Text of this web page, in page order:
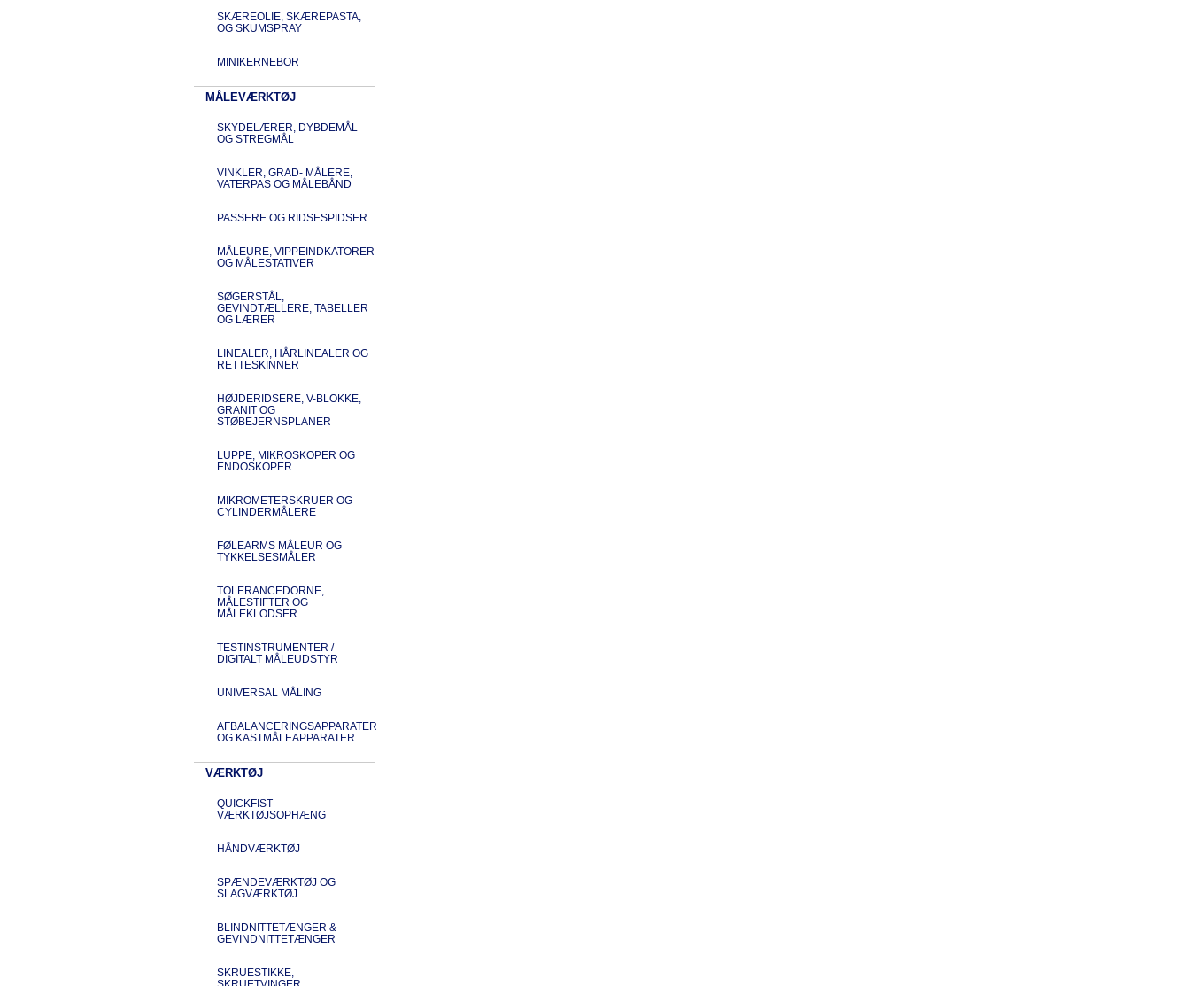
SKÆREOLIE, SKÆREPASTA,
OG SKUMSPRAY
MINIKERNEBOR
MÅLEVÆRKTØJ
SKYDELÆRER, DYBDEMÅL
OG STREGMÅL
VINKLER, GRAD- MÅLERE,
VATERPAS OG MÅLEBÅND
PASSERE OG RIDSESPIDSER
MÅLEURE, VIPPEINDKATORER
OG MÅLESTATIVER
SØGERSTÅL,
GEVINDTÆLLERE, TABELLER
OG LÆRER
LINEALER, HÅRLINEALER OG
RETTESKINNER
HØJDERIDSERE, V-BLOKKE,
GRANIT OG
STØBEJERNSPLANER
LUPPE, MIKROSKOPER OG
ENDOSKOPER
MIKROMETERSKRUER OG
CYLINDERMÅLERE
FØLEARMS MÅLEUR OG
TYKKELSESMÅLER
TOLERANCEDORNE,
MÅLESTIFTER OG
MÅLEKLODSER
TESTINSTRUMENTER /
DIGITALT MÅLEUDSTYR
UNIVERSAL MÅLING
AFBALANCERINGSAPPARATER
OG KASTMÅLEAPPARATER
VÆRKTØJ
QUICKFIST
VÆRKTØJSOPHÆNG
HÅNDVÆRKTØJ
SPÆNDEVÆRKTØJ OG
SLAGVÆRKTØJ
BLINDNITTETÆNGER &
GEVINDNITTETÆNGER
SKRUESTIKKE,